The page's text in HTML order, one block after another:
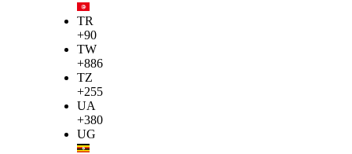
TR
+90
TW
+886
TZ
+255
UA
+380
UG